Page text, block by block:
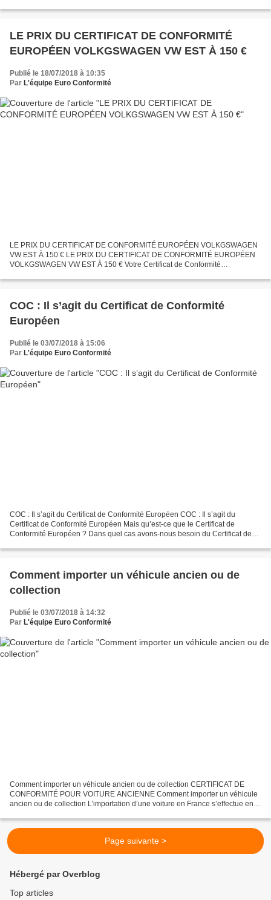
LE PRIX DU CERTIFICAT DE CONFORMITÉ
EUROPÉEN VOLKGSWAGEN VW EST À 150 €
Publié le 18/07/2018 à 10:35
Par L'équipe Euro Conformité
LE PRIX DU CERTIFICAT DE CONFORMITÉ EUROPÉEN VOLKGSWAGEN
VW EST À 150 € LE PRIX DU CERTIFICAT DE CONFORMITÉ EUROPÉEN
VOLKGSWAGEN VW EST À 150 € Votre Certificat de Conformité
Volkgswagen...
COC : Il s’agit du Certificat de Conformité
Européen
Publié le 03/07/2018 à 15:06
Par L'équipe Euro Conformité
COC : Il s’agit du Certificat de Conformité Européen COC : Il s’agit du
Certificat de Conformité Européen Mais qu’est-ce que le Certificat de
Conformité Européen ? Dans quel cas avons-nous besoin du Certificat de
Comment importer un véhicule ancien ou de
collection
Publié le 03/07/2018 à 14:32
Par L'équipe Euro Conformité
Comment importer un véhicule ancien ou de collection CERTIFICAT DE
CONFORMITÉ POUR VOITURE ANCIENNE Comment importer un véhicule
ancien ou de collection L’importation d’une voiture en France s’effectue en
Page suivante >
Hébergé par Overblog
Top articles